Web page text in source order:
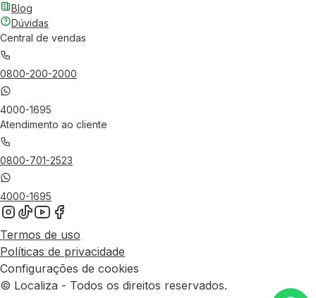
Blog
Dúvidas
Central de vendas
0800-200-2000
4000-1695
Atendimento ao cliente
0800-701-2523
4000-1695
Termos de uso
Políticas de privacidade
Configurações de cookies
© Localiza - Todos os direitos reservados.